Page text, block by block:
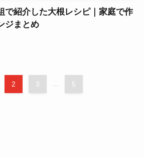
で紹介した大根レシピ｜家庭で作
ジまとめ
2 3 5